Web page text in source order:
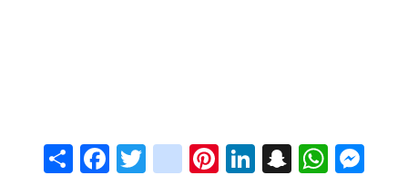
ShareFacebook
Twitter
instagram
Pinterest
LinkedIn
Snapchat